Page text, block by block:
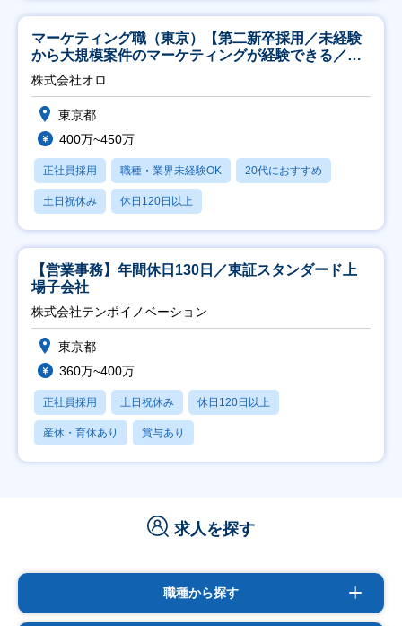
マーケティング職（東京）【第二新卒採用／未経験
から大規模案件のマーケティングが経験できる／研
修充実】
株式会社オロ
東京都
400万~450万
正社員採用 職種・業界未経験OK 20代におすすめ
土日祝休み 休日120日以上
【営業事務】年間休日130日／東証スタンダード上
場子会社
株式会社テンポイノベーション
東京都
360万~400万
正社員採用 土日祝休み 休日120日以上
産休・育休あり 賞与あり
求人を探す
職種から探す